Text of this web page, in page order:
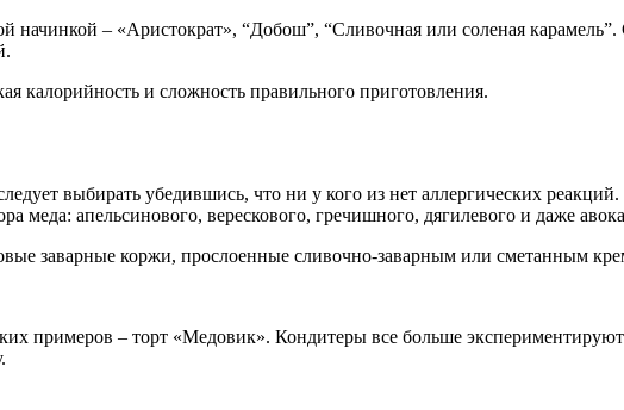
начинкой – «Аристократ», “Добош”, “Сливочная или соленая
калорийность и сложность правильного приготовления.
выбирать убедившись, что ни у кого из нет аллергических
меда: апельсинового, верескового, гречишного, дягилевого и даже
заварные коржи, прослоенные сливочно-заварным или сметанным
примеров – торт «Медовик». Кондитеры все больше